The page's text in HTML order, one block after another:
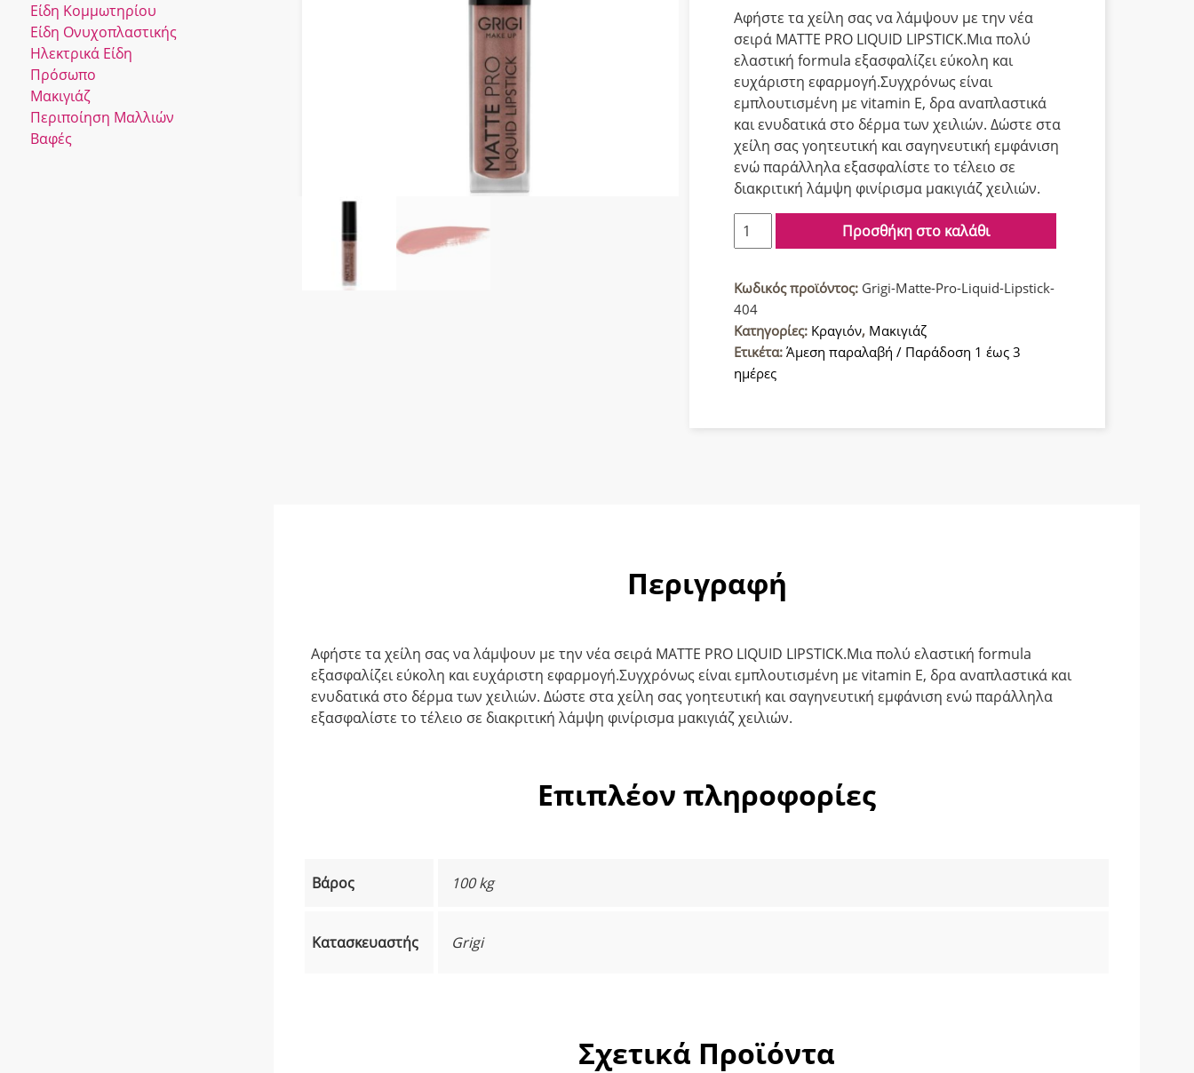
Είδη Κομμωτηρίου
Είδη Ονυχοπλαστικής
Ηλεκτρικά Είδη
Πρόσωπο
Μακιγιάζ
Περιποίηση Μαλλιών
Βαφές
Aφήστε τα χείλη σας να λάμψουν με την νέα
σειρά ΜΑΤΤΕ PRO LIQUID LIPSTICK.Μια πολύ
ελαστική formula εξασφαλίζει εύκολη και
ευχάριστη εφαρμογή.Συγχρόνως είναι
εμπλουτισμένη με vitamin E, δρα αναπλαστικά
και ενυδατικά στο δέρμα των χειλιών. Δώστε στα
χείλη σας γοητευτική και σαγηνευτική εμφάνιση
ενώ παράλληλα εξασφαλίστε το τέλειο σε
διακριτική λάμψη φινίρισμα μακιγιάζ χειλιών.
Grigi
Matte
Υγρό
κραγιόν
404
ποσότητα
Προσθήκη στο καλάθι
Κωδικός προϊόντος: Grigi-Matte-Pro-Liquid-Lipstick-
404
Κατηγορίες: Κραγιόν, Μακιγιάζ
Ετικέτα: Άμεση παραλαβή / Παράδοση 1 έως 3
ημέρες
Περιγραφή
Aφήστε τα χείλη σας να λάμψουν με την νέα σειρά ΜΑΤΤΕ PRO LIQUID LIPSTICK.Μια πολύ ελαστική formula
εξασφαλίζει εύκολη και ευχάριστη εφαρμογή.Συγχρόνως είναι εμπλουτισμένη με vitamin E, δρα αναπλαστικά και
ενυδατικά στο δέρμα των χειλιών. Δώστε στα χείλη σας γοητευτική και σαγηνευτική εμφάνιση ενώ παράλληλα
εξασφαλίστε το τέλειο σε διακριτική λάμψη φινίρισμα μακιγιάζ χειλιών.
Επιπλέον πληροφορίες
Βάρος 100 kg
Κατασκευαστής Grigi
Σχετικά Προϊόντα